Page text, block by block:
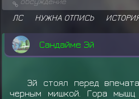
ЛС НУЖНА ОТПИСЬ
Сандайме Эй
Эй стоял перед
черным мишкой. Гора мышц